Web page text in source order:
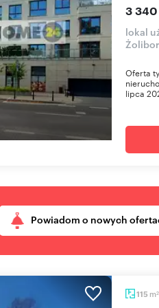
3
lokal
Oferta
lipca
Powiadom o nowych
115 m2